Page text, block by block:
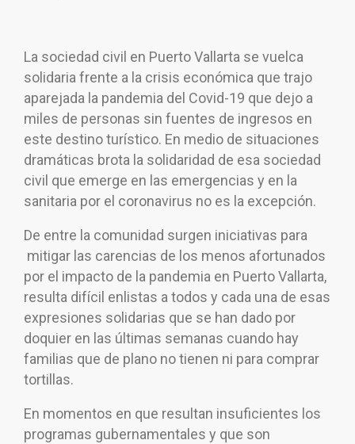
La sociedad civil en Puerto Vallarta se vuelca
solidaria frente a la crisis económica que trajo
aparejada la pandemia del Covid-19 que dejo a
miles de personas sin fuentes de ingresos en
este destino turístico. En medio de situaciones
dramáticas brota la solidaridad de esa sociedad
civil que emerge en las emergencias y en la
sanitaria por el coronavirus no es la excepción.
De entre la comunidad surgen iniciativas para
mitigar las carencias de los menos afortunados
por el impacto de la pandemia en Puerto Vallarta,
resulta difícil enlistas a todos y cada una de esas
expresiones solidarias que se han dado por
doquier en las últimas semanas cuando hay
familias que de plano no tienen ni para comprar
tortillas.
En momentos en que resultan insuficientes los
programas gubernamentales y que son